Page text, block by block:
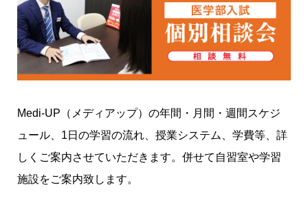
Medi-UP（メディアップ）の年間・月間・週間スケジ
ュール、1日の学習の流れ、授業システム、学費等、詳
しくご案内させていただきます。併せて自習室や学習
施設をご案内致します。